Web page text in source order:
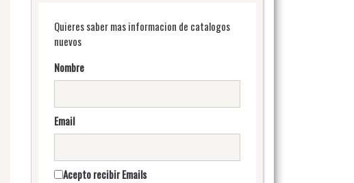
Quieres saber mas informacion de catalogos
nuevos
Nombre
Email
Acepto recibir Emails